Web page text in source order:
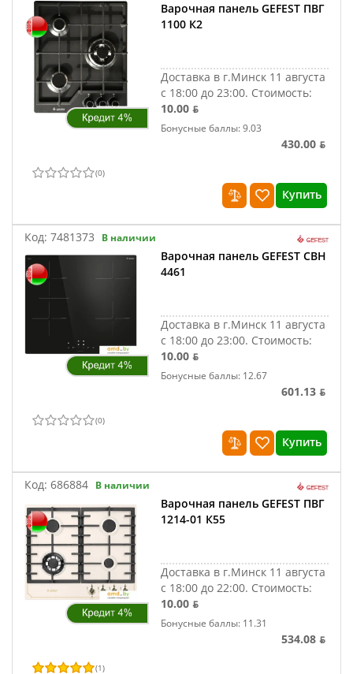
Варочная панель GEFEST ПВГ
1100 К2
Доставка в г.Минск 11 августа
с 18:00 до 23:00. Стоимость:
10.00 ƃ
Бонусные баллы: 9.03
430.00 ƃ
(0)
Купить
Код: 7481373 В наличии
Варочная панель GEFEST СВН
4461
Доставка в г.Минск 11 августа
с 18:00 до 23:00. Стоимость:
10.00 ƃ
Бонусные баллы: 12.67
601.13 ƃ
(0)
Купить
Код: 686884 В наличии
Варочная панель GEFEST ПВГ
1214-01 К55
Доставка в г.Минск 11 августа
с 18:00 до 22:00. Стоимость:
10.00 ƃ
Бонусные баллы: 11.31
534.08 ƃ
(1)